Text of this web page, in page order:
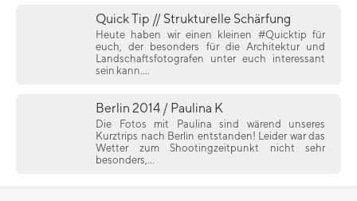
Quick Tip // Strukturelle Schärfung
Heute haben wir einen kleinen #Quicktip für
euch, der besonders für die Architektur und
Landschaftsfotografen unter euch interessant
sein kann....
Berlin 2014 / Paulina K
Die Fotos mit Paulina sind wärend unseres
Kurztrips nach Berlin entstanden! Leider war das
Wetter zum Shootingzeitpunkt nicht sehr
besonders,...